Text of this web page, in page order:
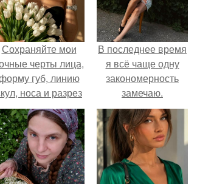
Сохраняйте мои
черты лица,
губ, линию
носа и разрез
глаз.
В последнее время
я всё чаще одну
закономерность
замечаю.